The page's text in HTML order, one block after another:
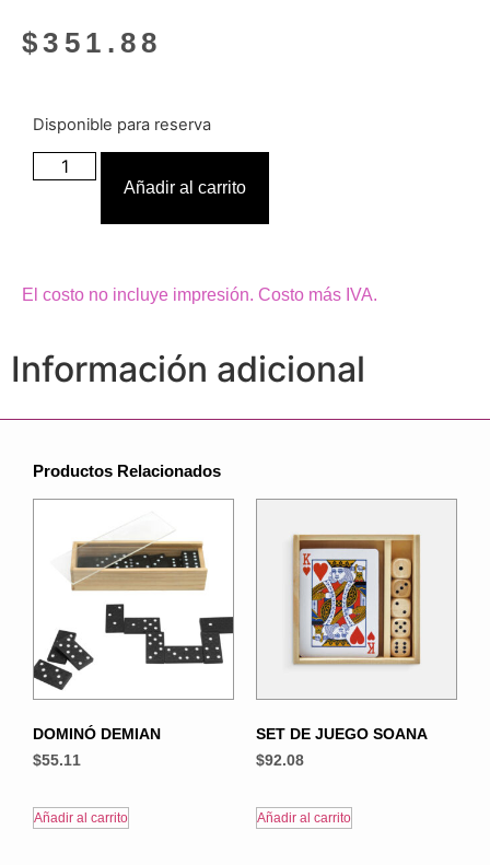
$351.88
Disponible para reserva
Añadir al carrito
El costo no incluye impresión. Costo más IVA.
Información adicional
Productos Relacionados
DOMINÓ DEMIAN
$55.11
Añadir al carrito
SET DE JUEGO SOANA
$92.08
Añadir al carrito